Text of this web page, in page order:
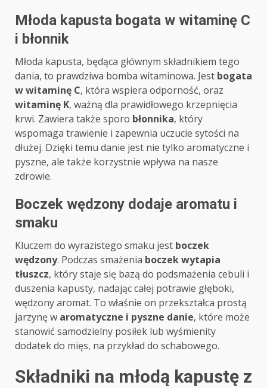
Młoda kapusta bogata w witaminę C
i błonnik
Młoda kapusta, będąca głównym składnikiem tego
dania, to prawdziwa bomba witaminowa. Jest bogata
w witaminę C, która wspiera odporność, oraz
witaminę K, ważną dla prawidłowego krzepnięcia
krwi. Zawiera także sporo błonnika, który
wspomaga trawienie i zapewnia uczucie sytości na
dłużej. Dzięki temu danie jest nie tylko aromatyczne i
pyszne, ale także korzystnie wpływa na nasze
zdrowie.
Boczek wędzony dodaje aromatu i
smaku
Kluczem do wyrazistego smaku jest boczek
wędzony. Podczas smażenia boczek wytapia
tłuszcz, który staje się bazą do podsmażenia cebuli i
duszenia kapusty, nadając całej potrawie głęboki,
wędzony aromat. To właśnie on przekształca prostą
jarzynę w aromatyczne i pyszne danie, które może
stanowić samodzielny posiłek lub wyśmienity
dodatek do mięs, na przykład do schabowego.
Składniki na młodą kapustę z